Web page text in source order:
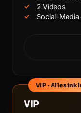
2 Videos
Social-
VIP · Alles
VIP